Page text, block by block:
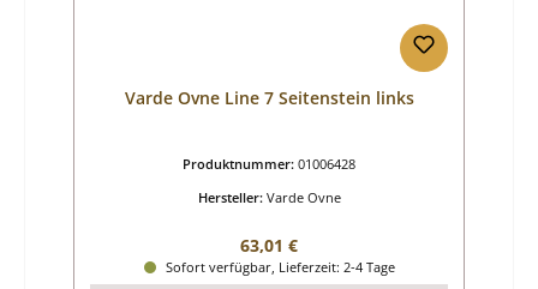
Varde Ovne Line 7 Seitenstein links
Produktnummer: 01006428
Hersteller: Varde Ovne
Regulärer Preis:
63,01 €
Sofort verfügbar, Lieferzeit: 2-4 Tage